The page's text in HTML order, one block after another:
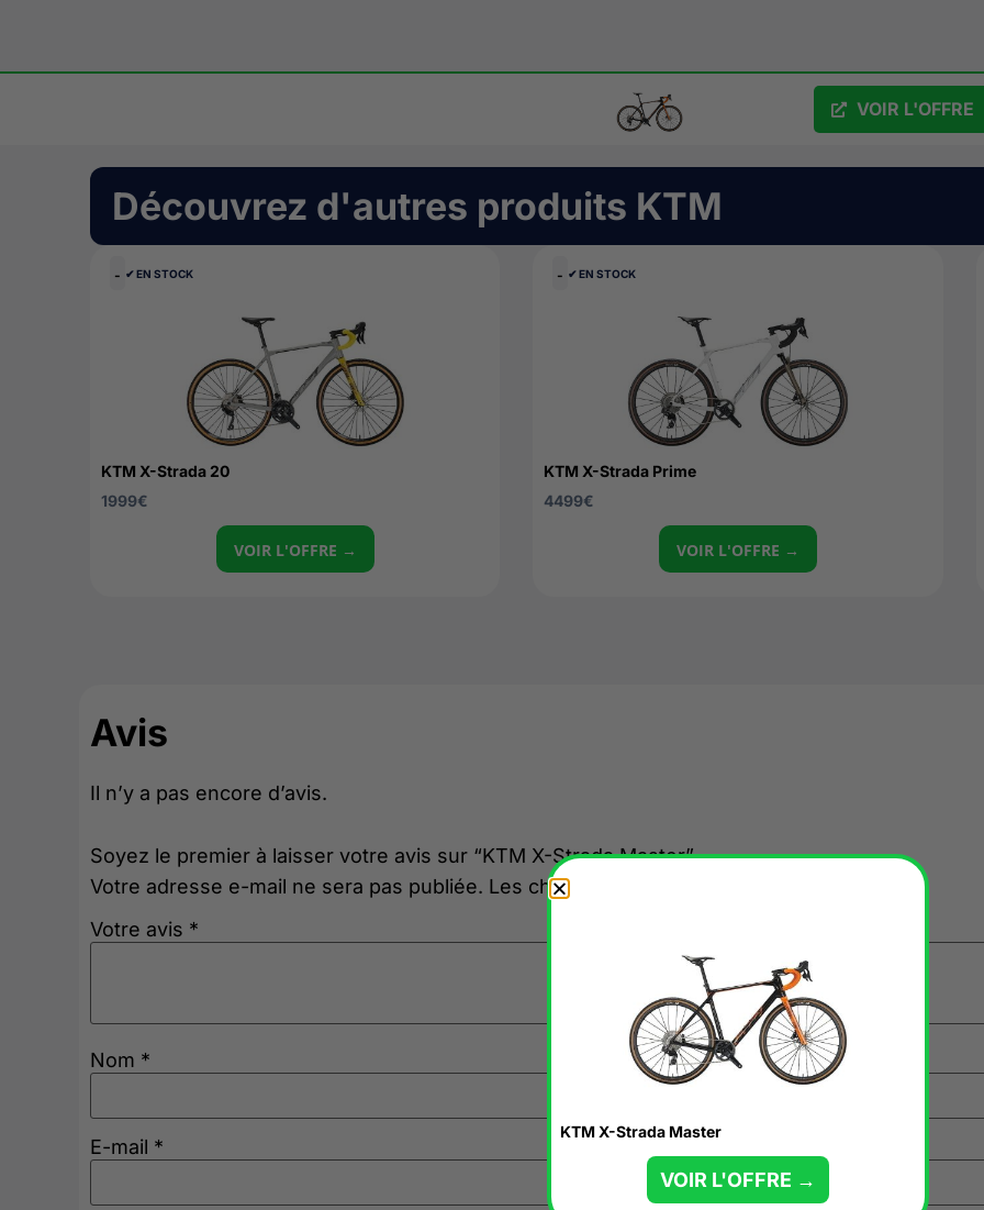
VOIR L'OFFRE
Découvrez d'autres produits KTM
- ✔︎ EN STOCK
KTM X-Strada 20
1999€
VOIR L'OFFRE →
- ✔︎ EN STOCK
KTM X-Strada Prime
4499€
VOIR L'OFFRE →
Avis
Il n’y a pas encore d’avis.
Soyez le premier à laisser votre avis sur “KTM X-Strada Master”
Votre adresse e-mail ne sera pas publiée. Les champs obligatoires sont indiqués avec
Votre avis *
Nom *
E-mail *
KTM X-Strada Master
VOIR L'OFFRE →